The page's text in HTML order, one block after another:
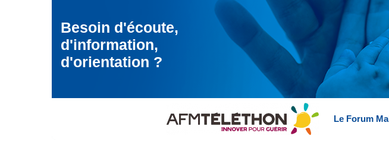
Besoin d'écoute,
d'information,
d'orientation ?
Le Forum